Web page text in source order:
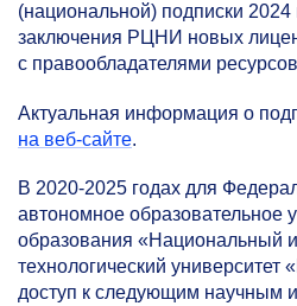
(национальной) подписки
заключения РЦНИ новых
с правообладателями
Актуальная информация о
на веб-сайте.
В 2020-2025 годах для
автономное образовательное
образования «Национальный
технологический
доступ к следующим научным